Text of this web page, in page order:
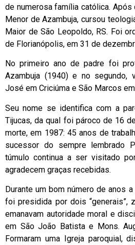
de numerosa família católica.
Menor de Azambuja, cursou
Maior de São Leopoldo, RS. Foi
de Florianópolis, em 31 de
No primeiro ano de padre foi
Azambuja (1940) e no segundo,
José em Criciúma e São Marcos
Seu nome se identifica com a
Tijucas, da qual foi pároco de 16
morte, em 1987: 45 anos de
sucessor do sempre lembrado
túmulo continua a ser visitado
agradecem graças recebidas.
Durante um bom número de anos
foi presidida por dois “generais”,
emanavam autoridade moral e
em São João Batista e Mons.
Formaram uma Igreja paroquial,